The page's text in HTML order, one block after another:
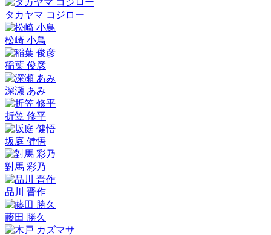
タカヤマ コジロー
松崎 小鳥
稲葉 俊彦
深瀬 あみ
折笠 修平
坂庭 健悟
對馬 彩乃
品川 晋作
藤田 勝久